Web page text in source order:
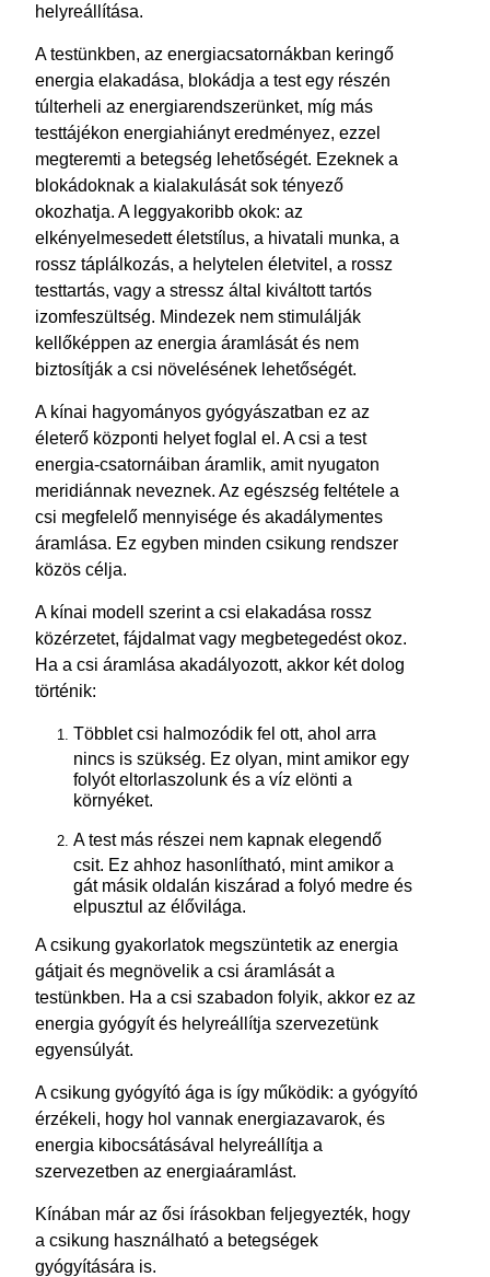
helyreállítása.
A testünkben, az energiacsatornákban keringő
energia elakadása, blokádja a test egy részén
túlterheli az energiarendszerünket, míg más
testtájékon energiahiányt eredményez, ezzel
megteremti a betegség lehetőségét. Ezeknek a
blokádoknak a kialakulását sok tényező
okozhatja. A leggyakoribb okok: az
elkényelmesedett életstílus, a hivatali munka, a
rossz táplálkozás, a helytelen életvitel, a rossz
testtartás, vagy a stressz által kiváltott tartós
izomfeszültség. Mindezek nem stimulálják
kellőképpen az energia áramlását és nem
biztosítják a csi növelésének lehetőségét.
A kínai hagyományos gyógyászatban ez az
életerő központi helyet foglal el. A csi a test
energia-csatornáiban áramlik, amit nyugaton
meridiánnak neveznek. Az egészség feltétele a
csi megfelelő mennyisége és akadálymentes
áramlása. Ez egyben minden csikung rendszer
közös célja.
A kínai modell szerint a csi elakadása rossz
közérzetet, fájdalmat vagy megbetegedést okoz.
Ha a csi áramlása akadályozott, akkor két dolog
történik:
Többlet csi halmozódik fel ott, ahol arra
nincs is szükség. Ez olyan, mint amikor egy
folyót eltorlaszolunk és a víz elönti a
környéket.
A test más részei nem kapnak elegendő
csit. Ez ahhoz hasonlítható, mint amikor a
gát másik oldalán kiszárad a folyó medre és
elpusztul az élővilága.
A csikung gyakorlatok megszüntetik az energia
gátjait és megnövelik a csi áramlását a
testünkben. Ha a csi szabadon folyik, akkor ez az
energia gyógyít és helyreállítja szervezetünk
egyensúlyát.
A csikung gyógyító ága is így működik: a gyógyító
érzékeli, hogy hol vannak energiazavarok, és
energia kibocsátásával helyreállítja a
szervezetben az energiaáramlást.
Kínában már az ősi írásokban feljegyezték, hogy
a csikung használható a betegségek
gyógyítására is.